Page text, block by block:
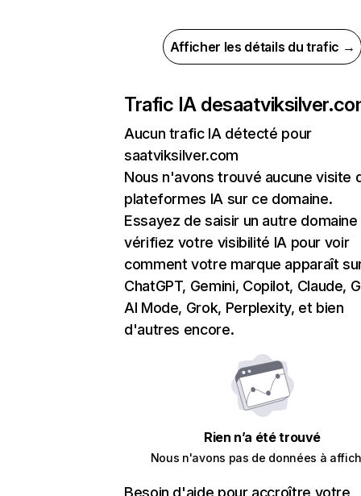
Afficher les détails du trafic →
Trafic IA de
Aucun trafic IA détecté pour
saatviksilver.com
Nous n'avons trouvé aucune visite
plateformes IA sur ce domaine.
Essayez de saisir un autre domaine
vérifiez votre visibilité IA pour voir
comment votre marque apparaît
ChatGPT, Gemini, Copilot, Claude,
AI Mode, Grok, Perplexity, et bien
d'autres encore.
Rien n’a été trouvé
Nous n'avons pas de données à
Besoin d'aide pour accroître votre